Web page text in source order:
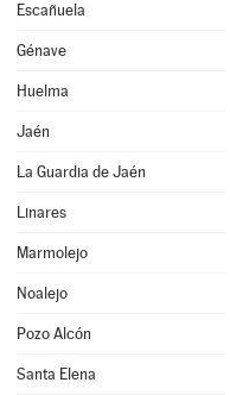
Escañuela
Génave
Huelma
Jaén
La Guardia de Jaén
Linares
Marmolejo
Noalejo
Pozo Alcón
Santa Elena